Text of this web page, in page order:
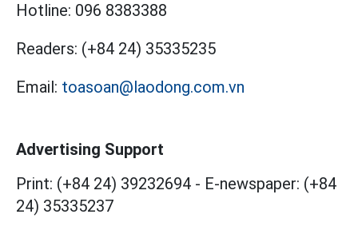
Hotline: 096 8383388
Readers: (+84 24) 35335235
Email: toasoan@laodong.com.vn
Advertising Support
Print: (+84 24) 39232694 - E-newspaper: (+84
24) 35335237